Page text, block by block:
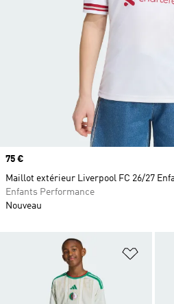
Prix
75 €
Maillot extérieur Liverpool FC 26/27
Enfants Performance
Nouveau